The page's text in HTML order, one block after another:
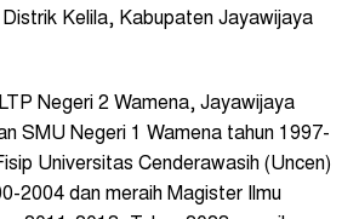
Kelila, Kabupaten Jayawijaya
Negeri 2 Wamena, Jayawijaya
SMU Negeri 1 Wamena tahun 1997-
Universitas Cenderawasih (Uncen)
2004 dan meraih Magister Ilmu